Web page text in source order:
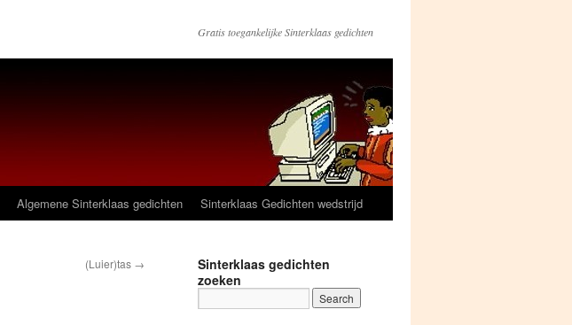
Gratis toegankelijke Sinterklaas gedichten
Algemene Sinterklaas gedichten Sinterklaas Gedichten wedstrijd
(Luier)tas →
Sinterklaas gedichten
zoeken